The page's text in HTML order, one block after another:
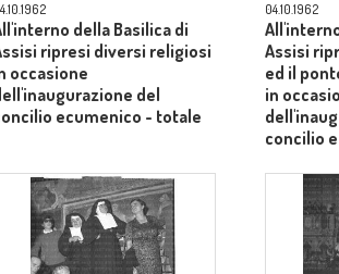
della Basilica di
ripresi diversi religiosi
occasione
del
ecumenico - totale
04.10.1962
Assisi
ed il
in
concilio